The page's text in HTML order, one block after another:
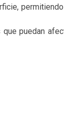
puedan